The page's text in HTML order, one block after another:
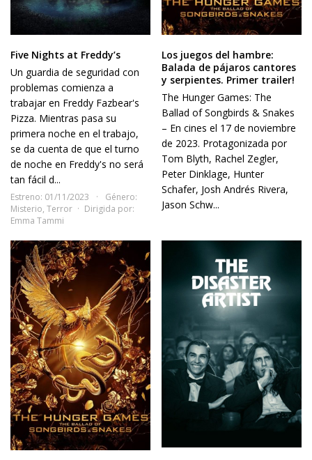
Five Nights at Freddy’s
Un guardia de seguridad con
problemas comienza a
trabajar en Freddy Fazbear's
Pizza. Mientras pasa su
primera noche en el trabajo,
se da cuenta de que el turno
de noche en Freddy's no será
tan fácil d...
Estreno: 01/11/2023
Género:
Misterio, Terror
Dirigida por:
Emma Tammi
Los juegos del hambre:
Balada de pájaros cantores
y serpientes. Primer trailer!
The Hunger Games: The
Ballad of Songbirds & Snakes
– En cines el 17 de noviembre
de 2023. Protagonizada por
Tom Blyth, Rachel Zegler,
Peter Dinklage, Hunter
Schafer, Josh Andrés Rivera,
Jason Schw...